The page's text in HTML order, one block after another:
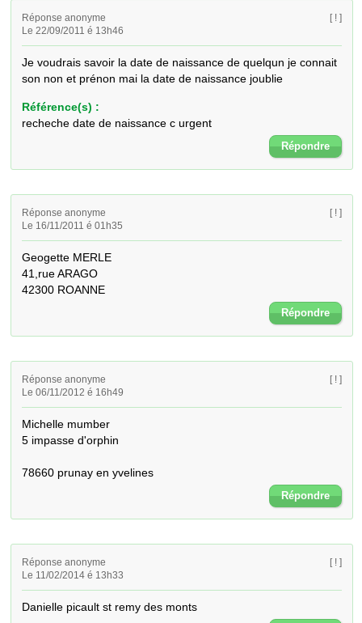
Réponse anonyme
Le 22/09/2011 é 13h46
[ ! ]
Je voudrais savoir la date de naissance de quelqun je connait
son non et prénon mai la date de naissance joublie
Référence(s) :
recheche date de naissance c urgent
Répondre
Réponse anonyme
Le 16/11/2011 é 01h35
[ ! ]
Geogette MERLE
41,rue ARAGO
42300 ROANNE
Répondre
Réponse anonyme
Le 06/11/2012 é 16h49
[ ! ]
Michelle mumber
5 impasse d'orphin
78660 prunay en yvelines
Répondre
Réponse anonyme
Le 11/02/2014 é 13h33
[ ! ]
Danielle picault st remy des monts